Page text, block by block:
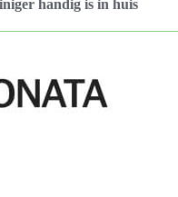
handig is in huis